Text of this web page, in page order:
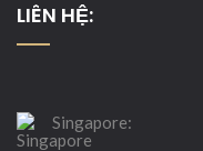
LIÊN HỆ:
Singapore: